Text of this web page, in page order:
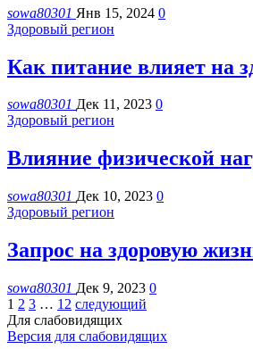
sowa80301 Янв 15, 2024 0
Здоровый регион
Как питание влияет на
sowa80301 Дек 11, 2023 0
Здоровый регион
Влияние физической
sowa80301 Дек 10, 2023 0
Здоровый регион
Запрос на здоровую
sowa80301 Дек 9, 2023 0
1 2 3 … 12 следующий
Для слабовидящих
Версия для слабовидящих